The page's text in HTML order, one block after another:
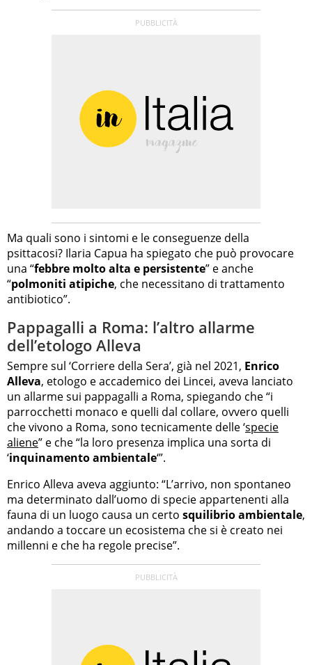
Ma quali sono i sintomi e le conseguenze della
psittacosi? Ilaria Capua ha spiegato che può provocare
una “febbre molto alta e persistente” e anche
“polmoniti atipiche, che necessitano di trattamento
antibiotico”.
Pappagalli a Roma: l’altro allarme
dell’etologo Alleva
Sempre sul ‘Corriere della Sera’, già nel 2021, Enrico
Alleva, etologo e accademico dei Lincei, aveva lanciato
un allarme sui pappagalli a Roma, spiegando che “i
parrocchetti monaco e quelli dal collare, ovvero quelli
che vivono a Roma, sono tecnicamente delle ‘specie
aliene” e che “la loro presenza implica una sorta di
‘inquinamento ambientale‘”.
Enrico Alleva aveva aggiunto: “L’arrivo, non spontaneo
ma determinato dall’uomo di specie appartenenti alla
fauna di un luogo causa un certo squilibrio ambientale,
andando a toccare un ecosistema che si è creato nei
millenni e che ha regole precise”.